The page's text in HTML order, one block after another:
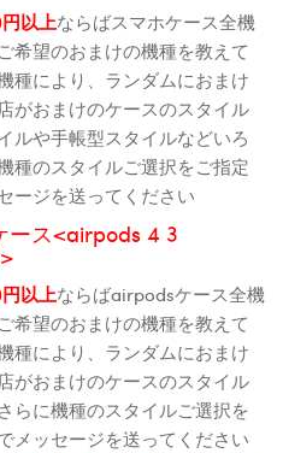
以上ならばスマホケース全機
希望のおまけの機種を教えて
種により、ランダムにおまけ
がおまけのケースのスタイル
ルや手帳型スタイルなどいろ
種のスタイルご選択をご指定
ージを送ってください
ス<airpods 4 3
以上ならばairpodsケース全機
希望のおまけの機種を教えて
種により、ランダムにおまけ
がおまけのケースのスタイル
らに機種のスタイルご選択を
メッセージを送ってください